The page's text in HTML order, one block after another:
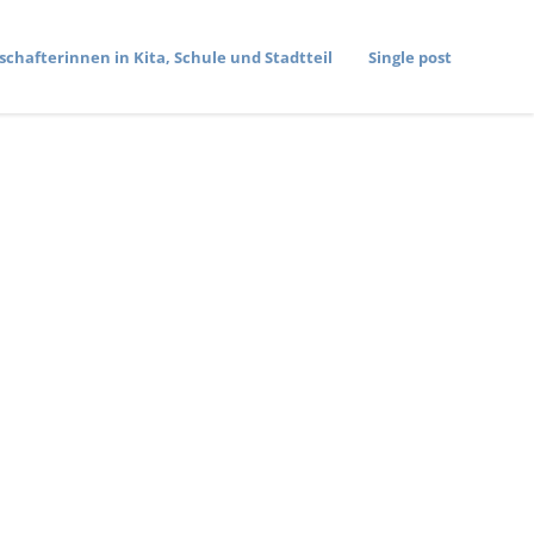
in Kita, Schule und Stadtteil Single post